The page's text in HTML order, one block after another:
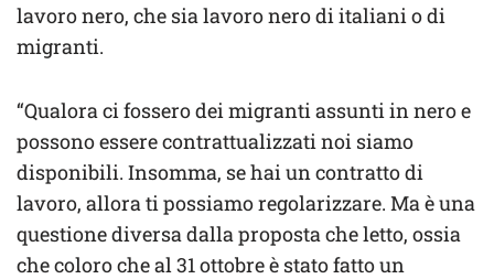
lavoro nero, che sia lavoro nero di italiani o di
migranti.
“Qualora ci fossero dei migranti assunti in nero e
possono essere contrattualizzati noi siamo
disponibili. Insomma, se hai un contratto di
lavoro, allora ti possiamo regolarizzare. Ma è una
questione diversa dalla proposta che letto, ossia
che coloro che al 31 ottobre è stato fatto un